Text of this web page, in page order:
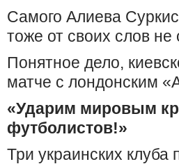
Самого Алиева
тоже от своих слов не
Понятное дело,
матче с лондонским
«Ударим мировым
футболистов!»
Три украинских